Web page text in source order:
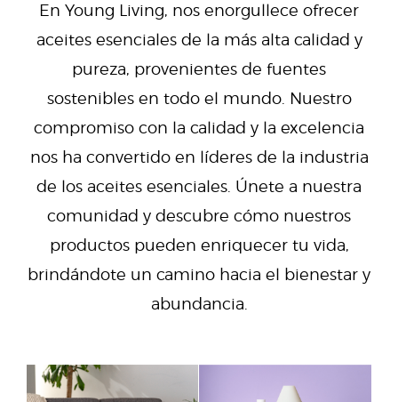
En Young Living, nos enorgullece ofrecer
aceites esenciales de la más alta calidad y
pureza, provenientes de fuentes
sostenibles en todo el mundo. Nuestro
compromiso con la calidad y la excelencia
nos ha convertido en líderes de la industria
de los aceites esenciales. Únete a nuestra
comunidad y descubre cómo nuestros
productos pueden enriquecer tu vida,
brindándote un camino hacia el bienestar y
abundancia.